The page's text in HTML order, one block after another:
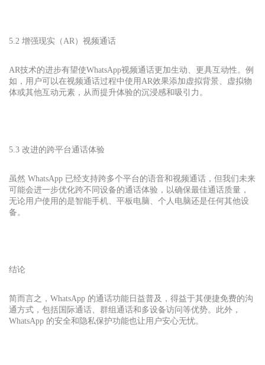
5.2 增强现实（AR）视频通话
AR技术的进步有望使WhatsApp视频通话更加生动、更具互动性。例
如，用户可以在视频通话过程中使用AR效果添加虚拟背景、虚拟物
体或其他互动元素，从而提升体验的沉浸感和吸引力。
5.3 改进的跨平台通话体验
虽然 WhatsApp 已经支持跨多个平台的语音和视频通话，但我们未来
可能会进一步优化跨不同设备的通话体验，以确保最佳通话质量，
无论用户使用的是智能手机、平板电脑、个人电脑还是任何其他设
备。
结论
简而言之，WhatsApp 的通话功能日益普及，得益于其便捷免费的沟
通方式，包括国际通话、群组通话和多设备访问等优势。此外，
WhatsApp 的安全和隐私保护功能也让用户安心无忧。